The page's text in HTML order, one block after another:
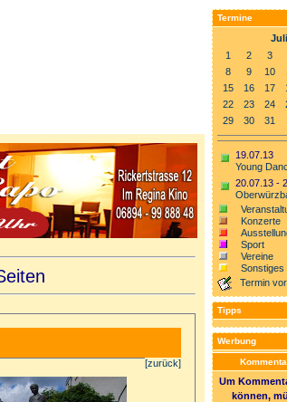
Termine
1
2 3
8
9 10
15
16 17
22
23 24
29
30 31
19.07.13
Young
20.07.13 -
Konzerte
Sport
Vereine
Sonstiges
Termin
Tipps
Werbung
Um
können,
[zurück]